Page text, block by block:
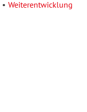
Weiterentwicklung